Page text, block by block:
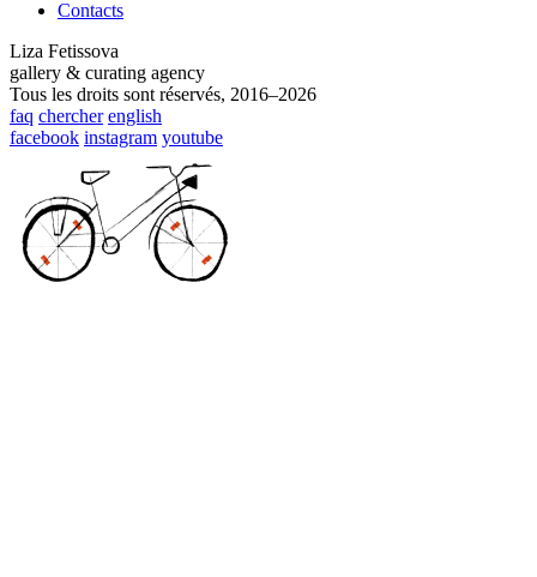
Contacts
Liza Fetissova
gallery & curating agency
Tous les droits sont réservés, 2016–2026
faq chercher english
facebook instagram youtube